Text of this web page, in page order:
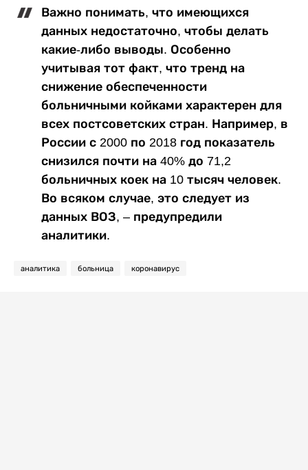
Важно понимать, что имеющихся
данных недостаточно, чтобы делать
какие-либо выводы. Особенно
учитывая тот факт, что тренд на
снижение обеспеченности
больничными койками характерен для
всех постсоветских стран. Например, в
России с 2000 по 2018 год показатель
снизился почти на 40% до 71,2
больничных коек на 10 тысяч человек.
Во всяком случае, это следует из
данных ВОЗ, – предупредили
аналитики.
аналитика больница коронавирус